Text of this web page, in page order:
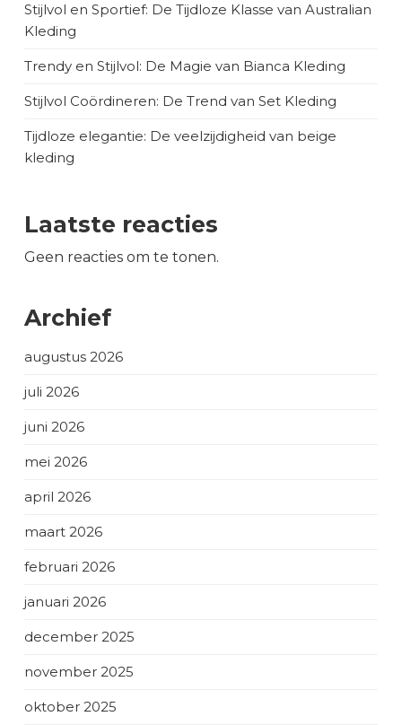
Stijlvol en Sportief: De Tijdloze Klasse van Australian
Kleding
Trendy en Stijlvol: De Magie van Bianca Kleding
Stijlvol Coördineren: De Trend van Set Kleding
Tijdloze elegantie: De veelzijdigheid van beige
kleding
Laatste reacties
Geen reacties om te tonen.
Archief
augustus 2026
juli 2026
juni 2026
mei 2026
april 2026
maart 2026
februari 2026
januari 2026
december 2025
november 2025
oktober 2025